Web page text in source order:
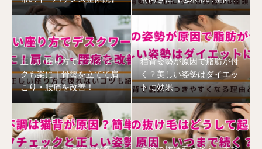
院】
正しい座り方でデスクワー
クも楽に｜骨盤を立てて肩
こり・腰痛を改善！
猫背姿勢が原因で脂肪が付
く？美しい姿勢はダイエッ
トに効果